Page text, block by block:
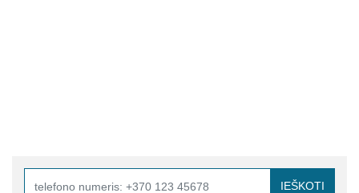
IEŠKOTI